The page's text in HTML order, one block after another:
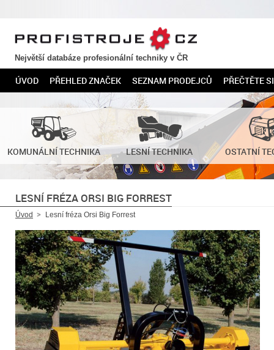
PROFISTROJE.CZ
Největší databáze profesionální techniky v ČR
ÚVOD PŘEHLED ZNAČEK SEZNAM PRODEJCŮ PŘEČTĚTE SI
KOMUNÁLNÍ TECHNIKA LESNÍ TECHNIKA OSTATNÍ
LESNÍ FRÉZA ORSI BIG FORREST
Úvod Lesní fréza Orsi Big Forrest